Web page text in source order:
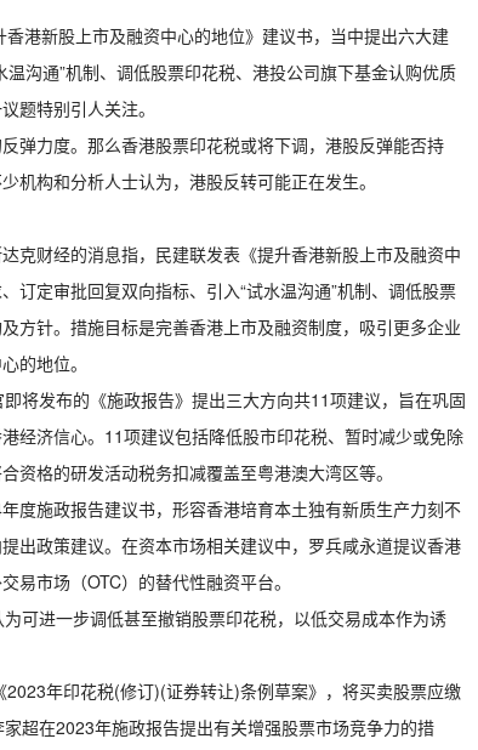
港新股上市及融资中心的地位》建议书，当中提出六大建
沟通”机制、调低股票印花税、港投公司旗下基金认购优质
题特别引人关注。
弹力度。那么香港股票印花税或将下调，港股反弹能否持
机构和分析人士认为，港股反转可能正在发生。
克财经的消息指，民建联发表《提升香港新股上市及融资中
订定审批回复双向指标、引入“试水温沟通”机制、调低股票
方针。措施目标是完善香港上市及融资制度，吸引更多企业
的地位。
将发布的《施政报告》提出三大方向共11项建议，旨在巩固
经济信心。11项建议包括降低股市印花税、暂时减少或免除
资格的研发活动税务扣减覆盖至粤港澳大湾区等。
度施政报告建议书，形容香港培育本土独有新质生产力刻不
出政策建议。在资本市场相关建议中，罗兵咸永道提议香港
易市场（OTC）的替代性融资平台。
可进一步调低甚至撤销股票印花税，以低交易成本作为诱
2023年印花税(修订)(证券转让)条例草案》，将买卖股票应缴
超在2023年施政报告提出有关增强股票市场竞争力的措